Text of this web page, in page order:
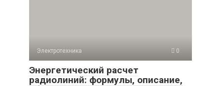
Электротехника 0
Энергетический расчет
радиолиний: формулы, описание,